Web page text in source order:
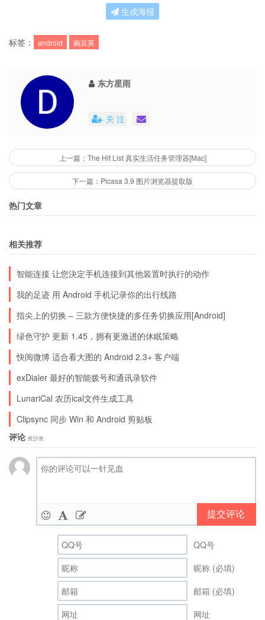
生成海报
标签： android 豌豆荚
东方星雨
关 注
上一篇：The Hit List 真实生活任务管理器[Mac]
下一篇：Picasa 3.9 图片浏览器提取版
热门文章
相关推荐
智能连接 让您決定手机连接到其他装置时执行的动作
我的足迹 用 Android 手机记录你的出行线路
指尖上的切换 – 三款方便快捷的多任务切换应用[Android]
绿色守护 更新 1.45，拥有更激进的休眠策略
快阅微博 适合看大图的 Android 2.3+ 客户端
exDialer 最好的智能拨号和通讯录软件
LunariCal 农历ical文件生成工具
Clipsync 同步 Win 和 Android 剪贴板
评论 抢沙发
提交评论
QQ号
昵称 (必填)
邮箱 (必填)
网址